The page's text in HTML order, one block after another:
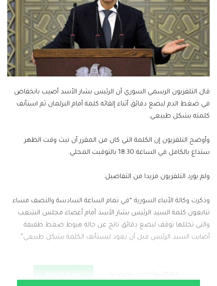
قال التلفزيون الرسمي السوري أن الرئيس بشار الأسد أصيب بانخفاض
في ضغط الدم لبضع دقائق أثناء إلقائه كلمة أمام البرلمان ثم استأنف
كلمته بشكل طبيعي.
وأوضح التلفزيون إن الكلمة التي كان من المقرر أن تبث وقت الظهر
ستذاع بالكامل في الساعة 18.30 بالتوقيت المحلي.
ولم يورد التلفزيون مزيدا من التفاصيل.
وذكرت وكالة الأنباء السورية “في تمام الساعة السادسة والنصف مساء
تتابعون كلمة السيد الرئيس بشار الأسد أمام أعضاء مجلس الشعب
والتي تخللها توقف لبضع دقائق ناتج عن حالة هبوط ضغط طفيفة
أصابت السيد الرئيس قبل أن يعود ليستأنف الكلمة بشكل طبيعي”.